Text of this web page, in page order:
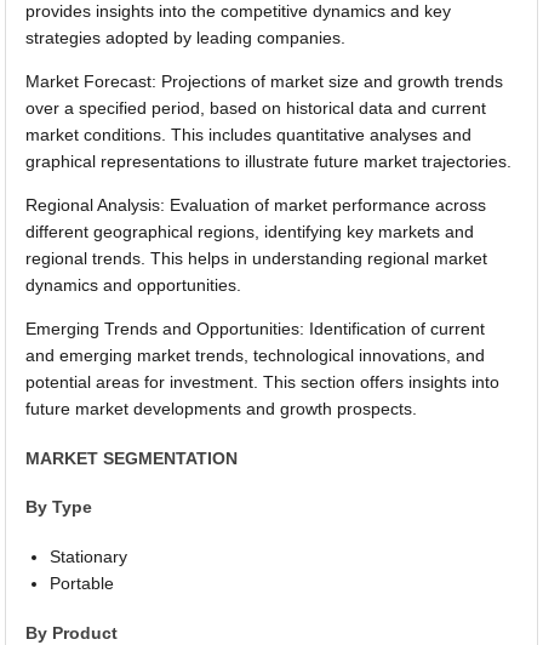
provides insights into the competitive dynamics and key
strategies adopted by leading companies.
Market Forecast: Projections of market size and growth trends
over a specified period, based on historical data and current
market conditions. This includes quantitative analyses and
graphical representations to illustrate future market trajectories.
Regional Analysis: Evaluation of market performance across
different geographical regions, identifying key markets and
regional trends. This helps in understanding regional market
dynamics and opportunities.
Emerging Trends and Opportunities: Identification of current
and emerging market trends, technological innovations, and
potential areas for investment. This section offers insights into
future market developments and growth prospects.
MARKET SEGMENTATION
By Type
Stationary
Portable
By Product